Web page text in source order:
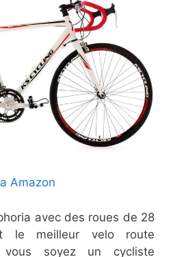
Amazon
avec des roues de 28
le meilleur velo route
soyez un cycliste